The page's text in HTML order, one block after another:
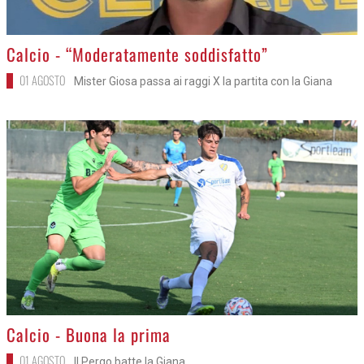
>
Calcio - “Moderatamente soddisfatto”
01 AGOSTO Mister Giosa passa ai raggi X la partita con la Giana
>
Calcio - Buona la prima
01 AGOSTO